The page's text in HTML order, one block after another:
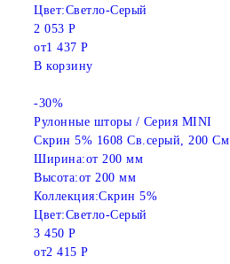
Цвет:Светло-Серый
2 053 Р
от1 437 Р
В корзину
-30%
Рулонные шторы / Серия MINI
Скрин 5% 1608 Св.серый, 200 См
Ширина:от 200 мм
Высота:от 200 мм
Коллекция:Скрин 5%
Цвет:Светло-Серый
3 450 Р
от2 415 Р